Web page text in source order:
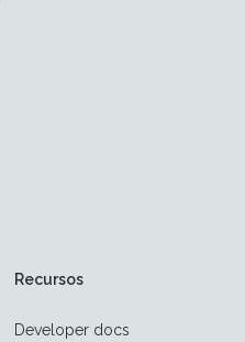
Recursos
Developer docs